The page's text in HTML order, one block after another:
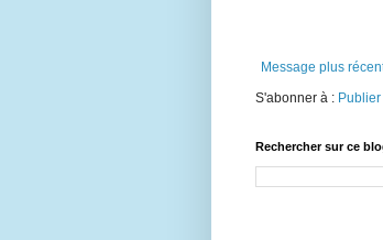
Message plus
S'abonner à :
Rechercher sur ce